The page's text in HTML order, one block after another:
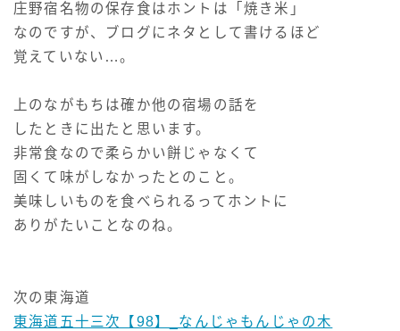
庄野宿名物の保存食はホントは「焼き米」
なのですが、ブログにネタとして書けるほど
覚えていない…。
上のながもちは確か他の宿場の話を
したときに出たと思います。
非常食なので柔らかい餅じゃなくて
固くて味がしなかったとのこと。
美味しいものを食べられるってホントに
ありがたいことなのね。
次の東海道
東海道五十三次【98】_なんじゃもんじゃの木